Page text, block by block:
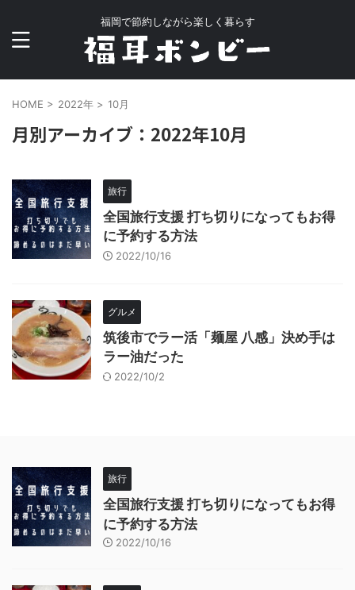
福岡で節約しながら楽しく暮らす
HOME > 2022年 > 10月
月別アーカイブ：2022年10月
旅行
全国旅行支援 打ち切りになってもお得
に予約する方法
2022/10/16
グルメ
筑後市でラー活「麺屋 八感」決め手は
ラー油だった
2022/10/2
旅行
全国旅行支援 打ち切りになってもお得
に予約する方法
2022/10/16